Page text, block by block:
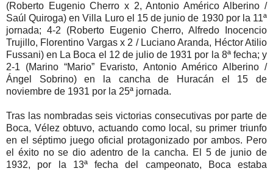
(Roberto Eugenio Cherro x 2, Antonio Américo Alberino /
Saúl Quiroga) en Villa Luro el 15 de junio de 1930 por la 11ª
jornada; 4-2 (Roberto Eugenio Cherro, Alfredo Inocencio
Trujillo, Florentino Vargas x 2 / Luciano Aranda, Héctor Atilio
Fussani) en La Boca el 12 de julio de 1931 por la 8ª fecha; y
2-1 (Marino “Mario” Evaristo, Antonio Américo Alberino /
Ángel Sobrino) en la cancha de Huracán el 15 de
noviembre de 1931 por la 25ª jornada.
Tras las nombradas seis victorias consecutivas por parte de
Boca, Vélez obtuvo, actuando como local, su primer triunfo
en el séptimo juego oficial protagonizado por ambos. Pero
el éxito no se dio adentro de la cancha. El 5 de junio de
1932, por la 13ª fecha del campeonato, Boca estaba